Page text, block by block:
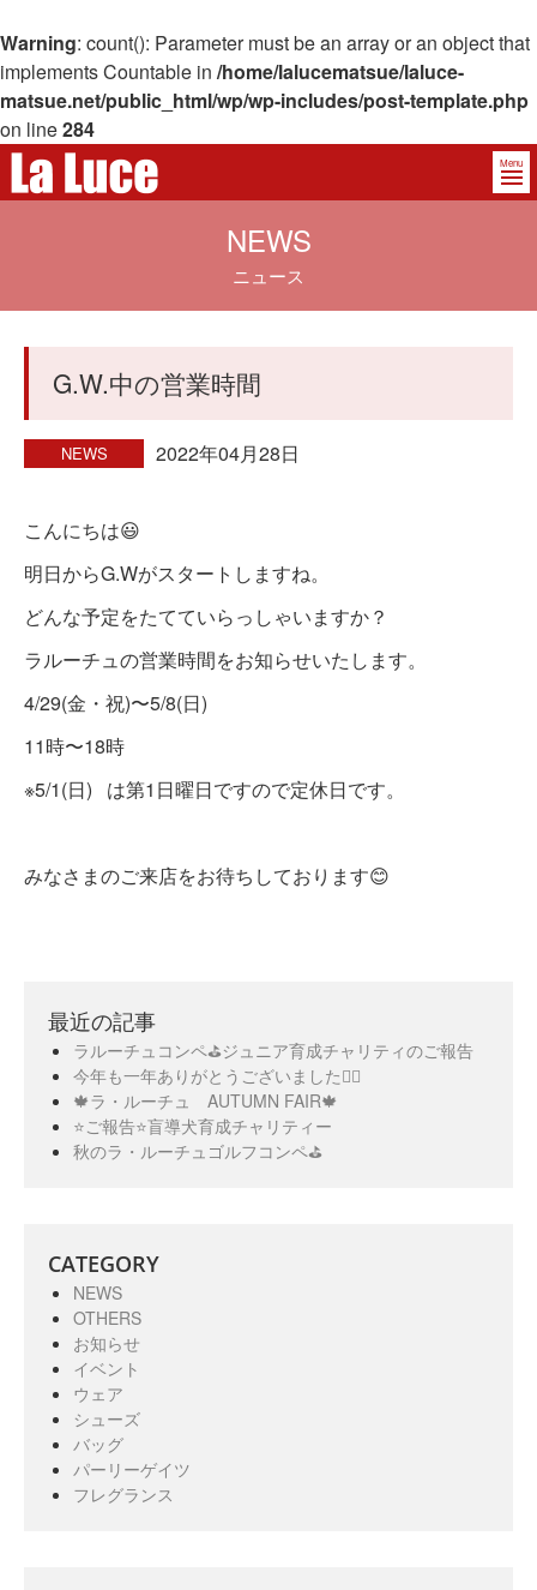
Warning: count(): Parameter must be an array or an object that
implements Countable in /home/lalucematsue/laluce-
matsue.net/public_html/wp/wp-includes/post-template.php
on line284
Menu
NEWS
ニュース
G.W.中の営業時間
NEWS 2022年04月28日
こんにちは😃
明日からG.Wがスタートしますね。
どんな予定をたてていらっしゃいますか？
ラルーチュの営業時間をお知らせいたします。
4/29(金・祝)〜5/8(日)
11時〜18時
※5/1(日) は第1日曜日ですので定休日です。
みなさまのご来店をお待ちしております😊
最近の記事
ラルーチュコンペ⛳️ジュニア育成チャリティのご報告
今年も一年ありがとうございました🙇‍♀️
🍁ラ・ルーチュ AUTUMN FAIR🍁
⭐️ご報告⭐️盲導犬育成チャリティー
秋のラ・ルーチュゴルフコンペ⛳️
CATEGORY
NEWS
OTHERS
お知らせ
イベント
ウェア
シューズ
バッグ
パーリーゲイツ
フレグランス